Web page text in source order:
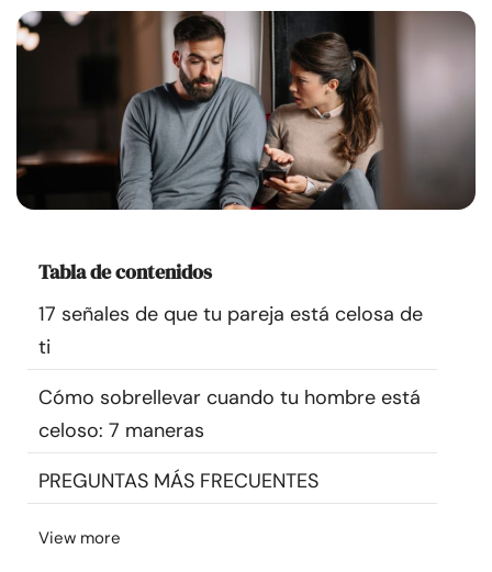
Familia
Cursos
Comunidad
Encuentra un terapeuta
Idioma
nosotros
Tabla de contenidos
17 señales de que tu pareja está celosa de
ti
Cómo sobrellevar cuando tu hombre está
celoso: 7 maneras
PREGUNTAS MÁS FRECUENTES
View more